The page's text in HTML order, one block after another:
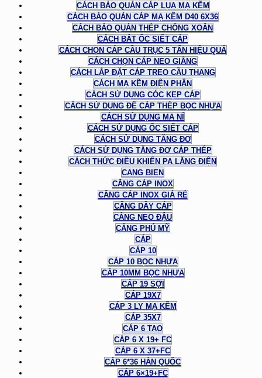
CÁCH BẢO QUẢN CÁP LỤA MẠ KẼM
CÁCH BẢO QUẢN CÁP MẠ KẼM D40 6X36
CÁCH BẢO QUẢN THÉP CHỐNG XOẮN
CÁCH BẮT ỐC SIẾT CÁP
CÁCH CHỌN CÁP CẦU TRỤC 5 TẤN HIỆU QUẢ
CÁCH CHỌN CÁP NEO GIẰNG
CÁCH LẮP ĐẶT CÁP TREO CẦU THANG
CÁCH MẠ KẼM ĐIỆN PHÂN
CÁCH SỬ DỤNG CÓC KẸP CÁP
CÁCH SỬ DỤNG ĐỂ CÁP THÉP BỌC NHỰA
CÁCH SỬ DỤNG MA NÍ
CÁCH SỬ DỤNG ỐC SIẾT CÁP
CÁCH SỬ DỤNG TĂNG ĐƠ
CÁCH SỬ DỤNG TĂNG ĐƠ CÁP THÉP
CÁCH THỨC ĐIỀU KHIỂN PA LĂNG ĐIỆN
CANG BIEN
CĂNG CÁP INOX
CĂNG CÁP INOX GIÁ RẺ
CĂNG DÂY CÁP
CẢNG NEO ĐẬU
CẢNG PHÚ MỸ
CÁP
CÁP 10
CÁP 10 BỌC NHỰA
CÁP 10MM BỌC NHỰA
CÁP 19 SỢI
CÁP 19X7
CÁP 3 LY MẠ KẼM
CÁP 35X7
CÁP 6 TAO
CÁP 6 X 19+ FC
CÁP 6 X 37+FC
CÁP 6*36 HÀN QUỐC
CÁP 6×19+FC